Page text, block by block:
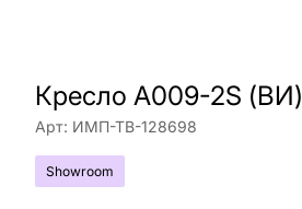
Кресло A009-2S (ВИ)
Арт: ИМП-ТВ-128698
Showroom